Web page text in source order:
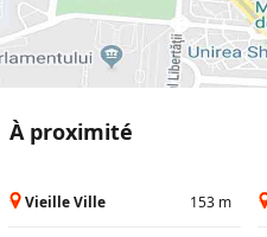
À proximité
Vieille Ville 153 m